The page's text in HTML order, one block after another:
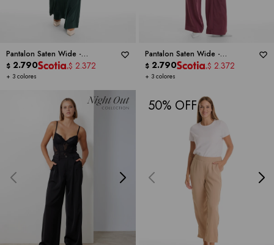
Pantalon Saten Wide -
DICTIONARY
+ 3 colores
$ 2.790 $ 2.372
Pantalon Saten Wide -
DICTIONARY
+ 3 colores
$ 2.790 $ 2.372
50